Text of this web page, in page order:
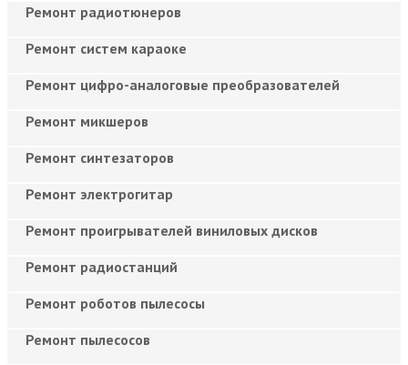
Ремонт радиотюнеров
Ремонт систем караоке
Ремонт цифро-аналоговые преобразователей
Ремонт микшеров
Ремонт синтезаторов
Ремонт электрогитар
Ремонт проигрывателей виниловых дисков
Ремонт радиостанций
Ремонт роботов пылесосы
Ремонт пылесосов